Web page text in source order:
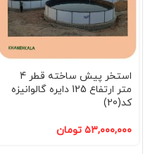
استخر پیش ساخته قطر 4
متر ارتفاع 125 دایره گالوانیزه
کد(20)
۵۳,۰۰۰,۰۰۰ تومان